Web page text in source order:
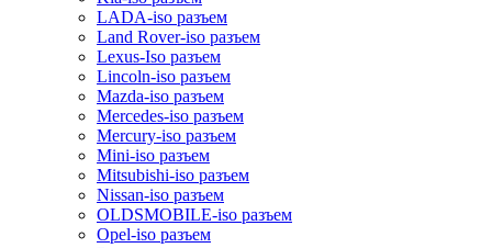
LADA-iso разъем
Land Rover-iso разъем
Lexus-Iso разъем
Lincoln-iso разъем
Mazda-iso разъем
Mercedes-iso разъем
Mercury-iso разъем
Mini-iso разъем
Mitsubishi-iso разъем
Nissan-iso разъем
OLDSMOBILE-iso разъем
Opel-iso разъем